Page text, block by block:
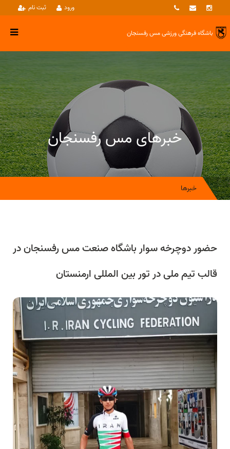
ثبت نام ورود
باشگاه فرهنگی ورزشیمس رفسنجان
خبرهای مس رفسنجان
خبرها
حضور دوچرخه سوار باشگاه صنعت مس رفسنجان در
قالب تیم ملی در تور بین المللی ارمنستان